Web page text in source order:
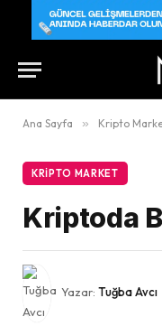
Ana Sayfa » Kripto
KRIPTO MARKET
Kriptoda
Yazar: Tuğba Avcı